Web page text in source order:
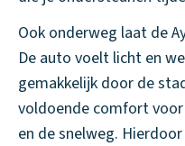
Ook onderweg laat de
De auto voelt licht en
gemakkelijk door de
voldoende comfort
en de snelweg.